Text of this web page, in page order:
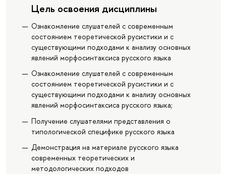
Цель освоения дисциплины
Ознакомление слушателей с современным
состоянием теоретической русистики и с
существующими подходами к анализу основных
явлений морфосинтаксиса русского языка
Ознакомление слушателей с современным
состоянием теоретической русистики и с
существующими подходами к анализу основных
явлений морфосинтаксиса русского языка;
Получение слушателями представления о
типологической специфике русского языка
Демонстрация на материале русского языка
современных теоретических и
методологических подходов